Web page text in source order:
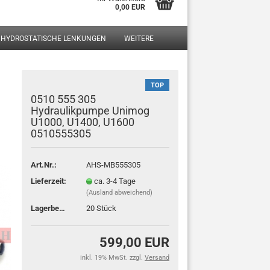
0,00 EUR
HYDROSTATISCHE LENKUNGEN WEITERE
TOP
0510 555 305
Hydraulikpumpe Unimog
U1000, U1400, U1600
0510555305
Art.Nr.:
AHS-MB555305
Lieferzeit:
ca. 3-4 Tage
(Ausland abweichend)
Lagerbestand: 20 Stück
599,00 EUR
inkl. 19% MwSt. zzgl. Versand